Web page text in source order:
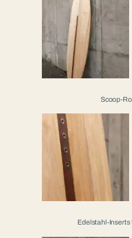
Scoop-
Edelstahl-Inserts